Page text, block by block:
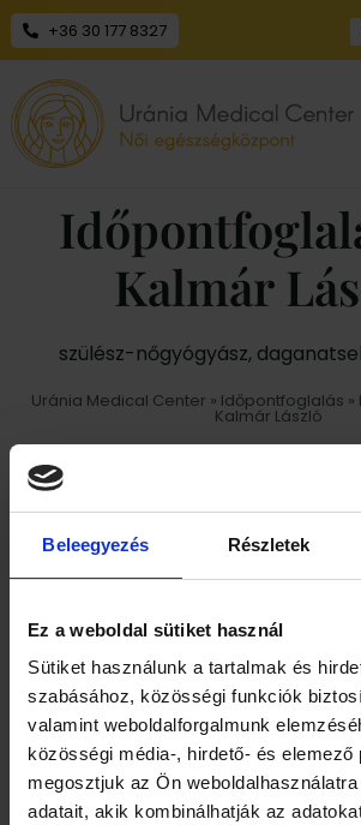
Beleegyezés Részletek
Ez a weboldal sütiket használ
Sütiket használunk a tartalmak és
szabásához, közösségi funkciók
valamint weboldalforgalmunk
közösségi média-, hirdető- és elemező
megosztjuk az Ön
adatait, akik kombinálhatják az
+36 30 177 8327
Kalmár
szülész-nőgyógyász,
Uránia Medical Center » Időpontfoglalás
Kalmár László